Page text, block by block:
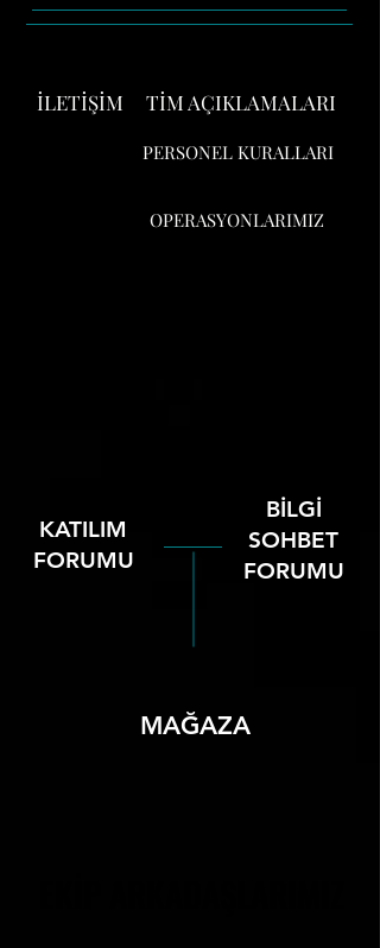
İLETİŞİM TİM AÇIKLAMALARI
PERSONEL KURALLARI
OPERASYONLARIMIZ
KATILIM
FORUMU
BİLGİ
SOHBET
FORUMU
MAĞAZA